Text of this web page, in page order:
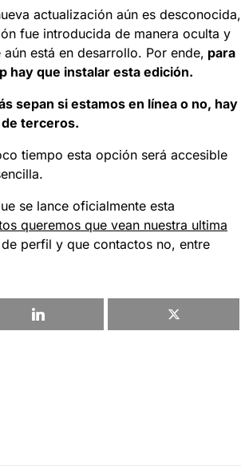
actualización aún es desconocida,
fue introducida de manera oculta y
está en desarrollo. Por ende, para
hay que instalar esta edición.
sepan si estamos en línea o no, hay
terceros.
tiempo esta opción será accesible
se lance oficialmente esta
queremos que vean nuestra ultima
perfil y que contactos no, entre